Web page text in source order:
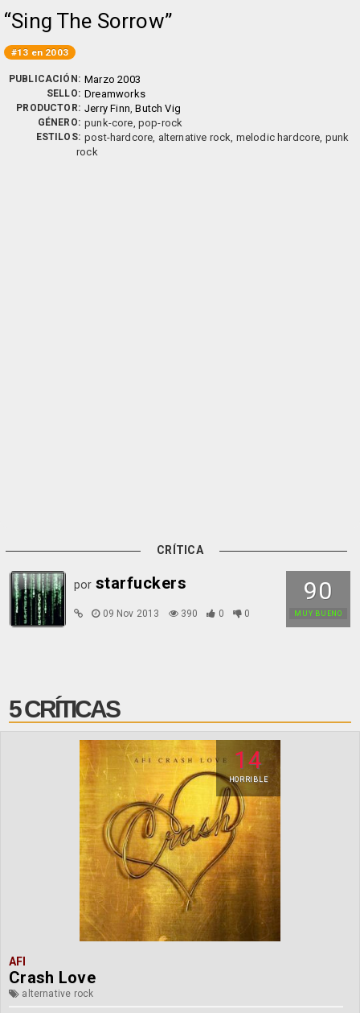
Sing The Sorrow
#13 en 2003
PUBLICACIÓN: Marzo 2003
SELLO: Dreamworks
PRODUCTOR: Jerry Finn,Butch Vig
GÉNERO: punk-core, pop-rock
ESTILOS: post-hardcore, alternative rock, melodic hardcore, punk
rock
CRÍTICA
90
MUY BUENO
por starfuckers
09 Nov 2013 390 0 0
5 CRÍTICAS
14
HORRIBLE
AFI
Crash Love
alternative rock